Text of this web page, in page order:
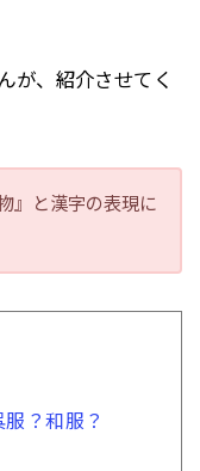
が、紹介させてく
』と漢字の表現に
？和服？